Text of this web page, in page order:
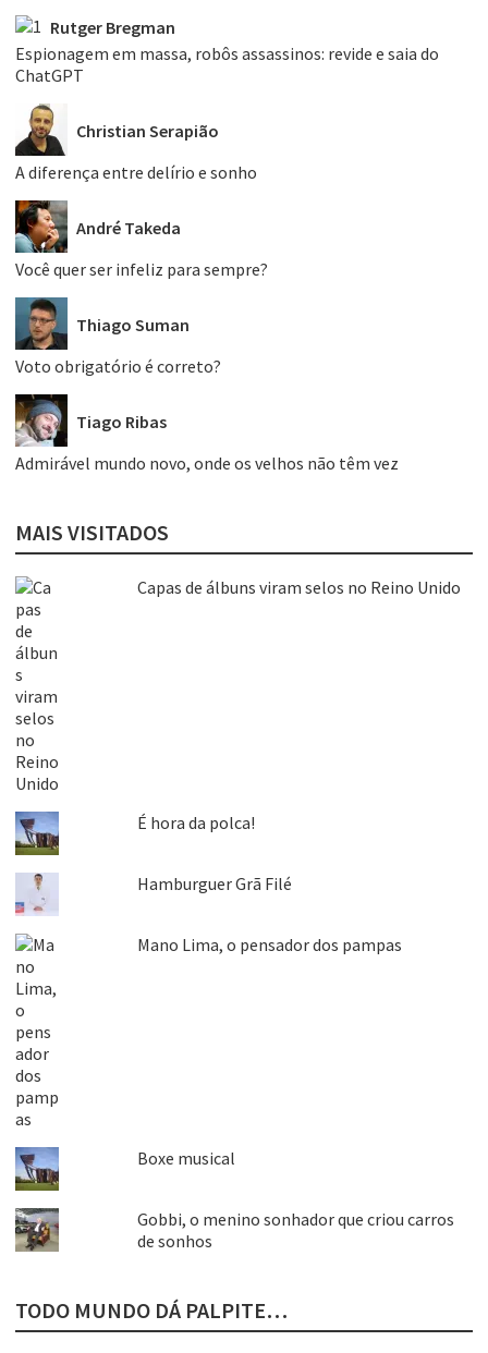
Rutger Bregman
Espionagem em massa, robôs assassinos: revide e saia do
ChatGPT
Christian Serapião
A diferença entre delírio e sonho
André Takeda
Você quer ser infeliz para sempre?
Thiago Suman
Voto obrigatório é correto?
Tiago Ribas
Admirável mundo novo, onde os velhos não têm vez
MAIS VISITADOS
Capas de álbuns viram selos no Reino Unido
É hora da polca!
Hamburguer Grã Filé
Mano Lima, o pensador dos pampas
Boxe musical
Gobbi, o menino sonhador que criou carros
de sonhos
TODO MUNDO DÁ PALPITE…